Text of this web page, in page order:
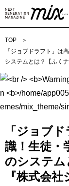
TOP
「ジョブドラフト」は
システムとは？【ふく
「ジョブ
識！生徒・
のシステム
『株式会社